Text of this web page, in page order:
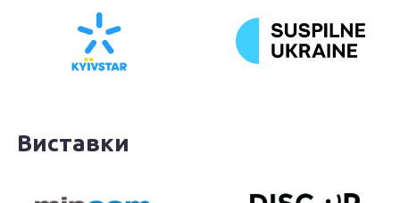
Виставки